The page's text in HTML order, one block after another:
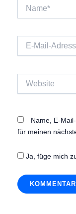
Mail-
Name, E-
für meinen
Ja, füge mich